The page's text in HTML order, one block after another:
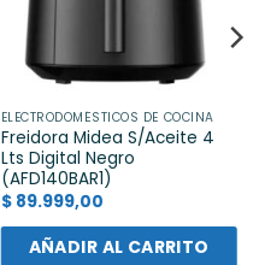
ELECTRODOMÉSTICOS DE COCINA
Freidora Midea S/Aceite 4
Lts Digital Negro
(AFD140BAR1)
$89.999,00
AÑADIR AL CARRITO